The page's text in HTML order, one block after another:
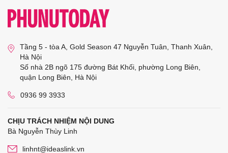
Tầng 5 - tòa A, Gold Season 47 Nguyễn Tuân, Thanh Xuân,
Hà Nội
Số nhà 2B ngõ 175 đường Bát Khối, phường Long Biên,
quận Long Biên, Hà Nội
0936 99 3933
CHỊU TRÁCH NHIỆM NỘI DUNG
Bà Nguyễn Thùy Linh
linhnt@ideaslink.vn